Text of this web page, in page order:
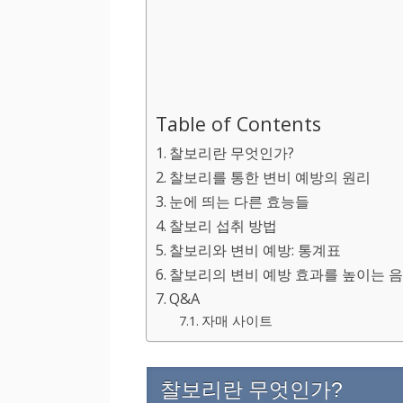
Table of Contents
찰보리란 무엇인가?
찰보리를 통한 변비 예방의 원리
눈에 띄는 다른 효능들
찰보리 섭취 방법
찰보리와 변비 예방: 통계표
찰보리의 변비 예방 효과를 높이는
Q&A
자매 사이트
찰보리란 무엇인가?